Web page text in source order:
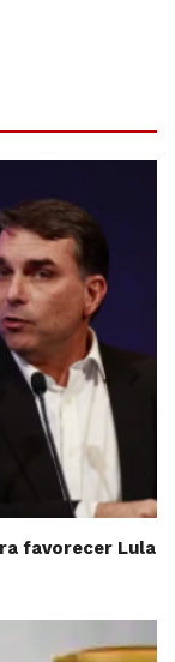
favorecer Lula